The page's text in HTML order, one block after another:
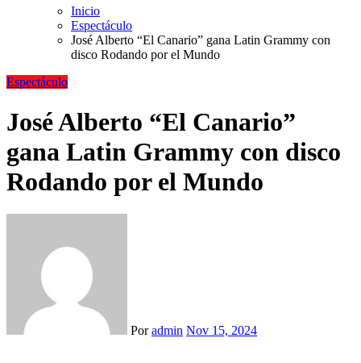
Inicio
Espectáculo
José Alberto “El Canario” gana Latin Grammy con
disco Rodando por el Mundo
Espectáculo
José Alberto “El Canario”
gana Latin Grammy con disco
Rodando por el Mundo
Poradmin Nov 15, 2024